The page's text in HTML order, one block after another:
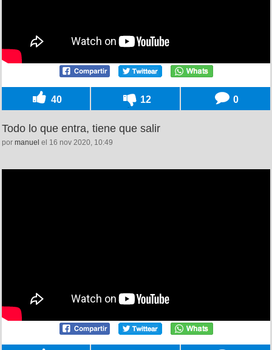
40 12 0
Todo lo que entra, tiene que salir
por manuel el 16 nov 2020, 10:49